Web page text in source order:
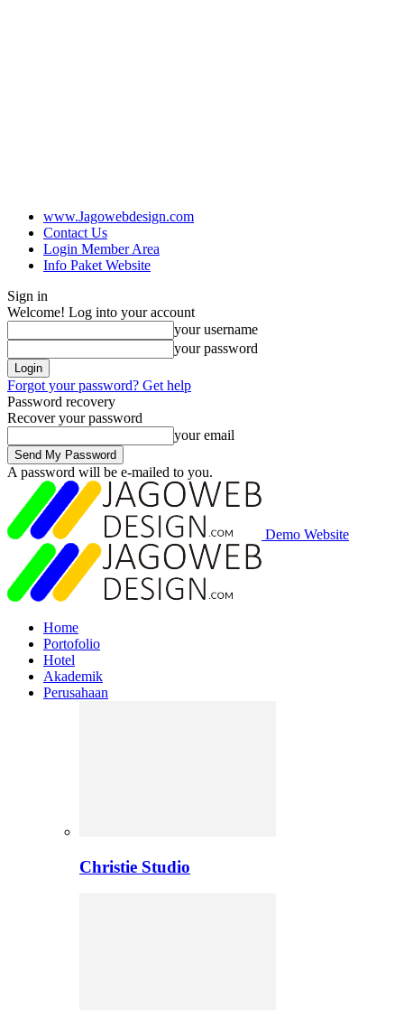
www.Jagowebdesign.com
Contact Us
Login Member Area
Info Paket Website
Sign in
Welcome! Log into your account
your username
your password
Forgot your password? Get help
Password recovery
Recover your password
your email
A password will be e-mailed to you.
Demo Website
Home
Portofolio
Hotel
Akademik
Perusahaan
Christie Studio